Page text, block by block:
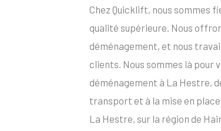
Chez Quicklift, nous sommes
qualité supérieure. Nous
déménagement, et nous
clients. Nous sommes là pour
déménagement à La Hestre,
transport et à la mise en
La Hestre, sur la région de